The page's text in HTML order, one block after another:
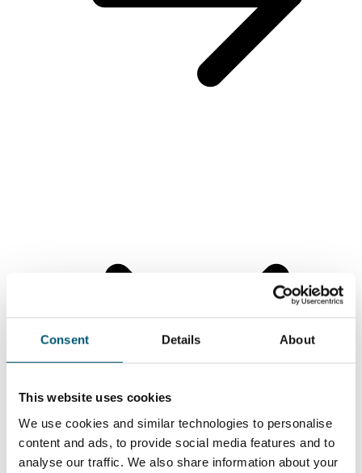
Consent Details About
This website uses cookies
We use cookies and similar technologies to personalise
content and ads, to provide social media features and to
analyse our traffic. We also share information about your